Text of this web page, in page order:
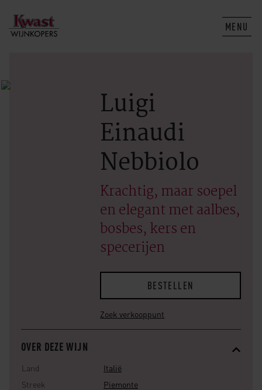
MENU
Luigi
Einaudi
Nebbiolo
Krachtig, maar soepel
en elegant met aalbes,
bosbes, kers en
specerijen
BESTELLEN
Zoek verkooppunt
OVER DEZE WIJN
Land
Italië
Streek
Piemonte